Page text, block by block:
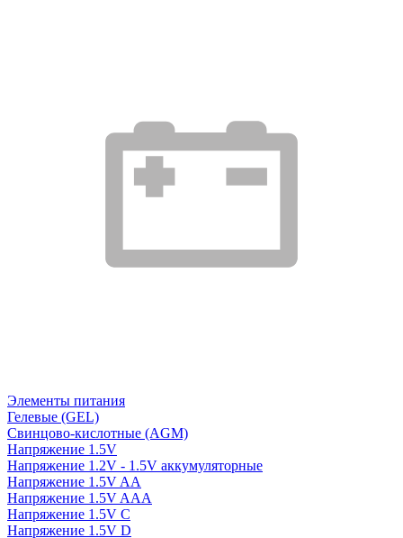
Элементы питания
Гелевые (GEL)
Свинцово-кислотные (AGM)
Напряжение 1.5V
Напряжение 1.2V - 1.5V аккумуляторные
Напряжение 1.5V AA
Напряжение 1.5V AAA
Напряжение 1.5V C
Напряжение 1.5V D